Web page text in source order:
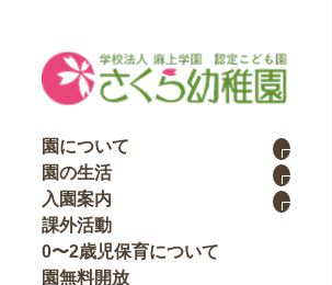
園について
園の生活
入園案内
課外活動
0〜2歳児保育について
園無料開放